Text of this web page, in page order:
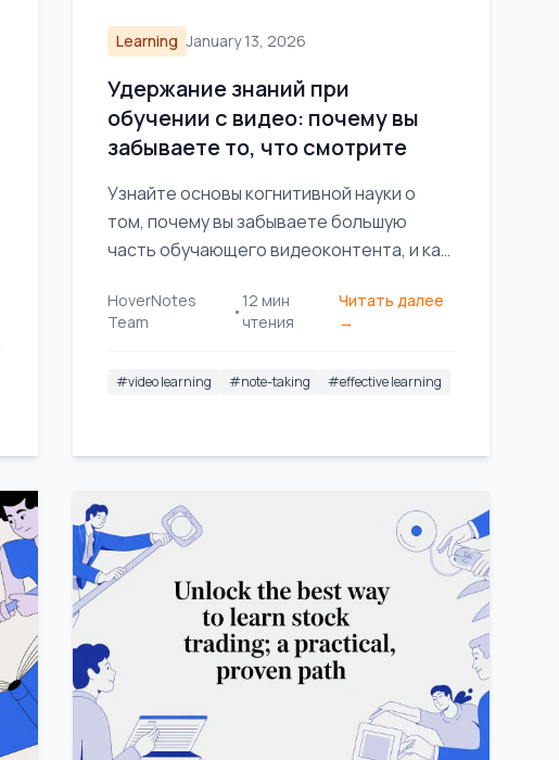
Learning January 13, 2026
Удержание знаний при
обучении с видео: почему вы
забываете то, что смотрите
Узнайте основы когнитивной науки о
том, почему вы забываете большую
часть обучающего видеоконтента, и как
заметок может значительно улучшить
вашу способность запоминать
HoverNotes
Team
•
12 мин
чтения
Читать далее
→
#video learning #note-taking #effective learning